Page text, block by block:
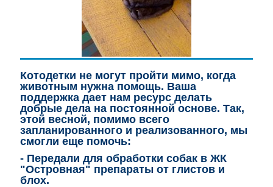
Котодетки не могут пройти мимо, когда
животным нужна помощь. Ваша
поддержка дает нам ресурс делать
добрые дела на постоянной основе. Так,
этой весной, помимо всего
запланированного и реализованного, мы
смогли еще помочь:
- Передали для обработки собак в ЖК
"Островная" препараты от глистов и
блох.